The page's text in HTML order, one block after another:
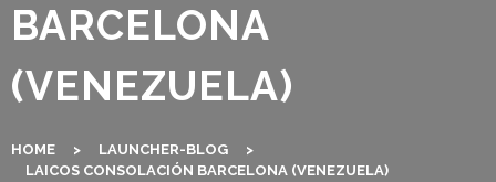
BARCELONA
(VENEZUELA)
HOME > LAUNCHER-BLOG
>
LAICOS CONSOLACIÓN BARCELONA (VENEZUELA)